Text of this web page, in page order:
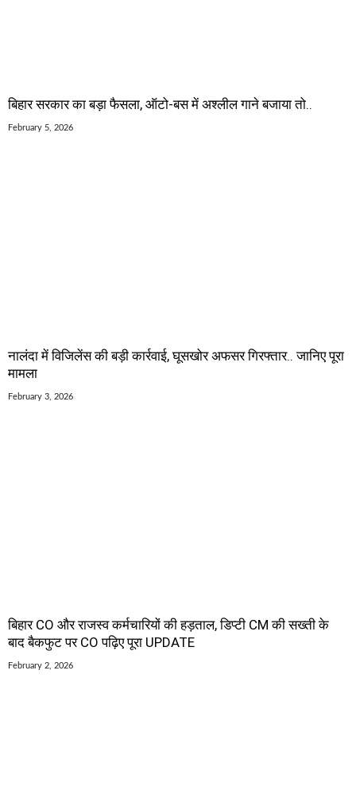
बिहार सरकार का बड़ा फैसला, ऑटो-बस में अश्लील गाने बजाया तो..
February 5, 2026
नालंदा में विजिलेंस की बड़ी कार्रवाई, घूसखोर अफसर गिरफ्तार.. जानिए पूरा
मामला
February 3, 2026
बिहार CO और राजस्व कर्मचारियों की हड़ताल, डिप्टी CM की सख्ती के
बाद बैकफुट पर CO पढ़िए पूरा UPDATE
February 2, 2026